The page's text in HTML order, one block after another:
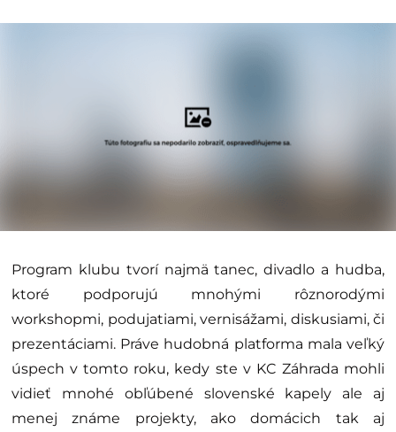
Program klubu tvorí najmä tanec, divadlo a hudba,
ktoré podporujú mnohými rôznorodými
workshopmi, podujatiami, vernisážami, diskusiami, či
prezentáciami. Práve hudobná platforma mala veľký
úspech v tomto roku, kedy ste v KC Záhrada mohli
vidieť mnohé obľúbené slovenské kapely ale aj
menej známe projekty, ako domácich tak aj